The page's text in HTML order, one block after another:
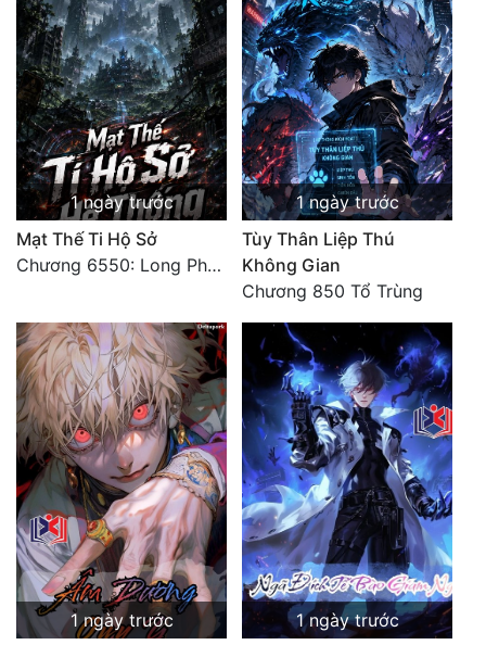
1 ngày trước
Mạt Thế Ti Hộ Sở
Chương 6550: Long Phượng Thần Trận
1 ngày trước
Tùy Thân Liệp Thú
Không Gian
Chương 850 Tổ Trùng
1 ngày trước
1 ngày trước